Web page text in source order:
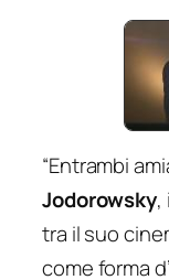
“Entrambi
Jodorowsky,
tra il suo
come forma